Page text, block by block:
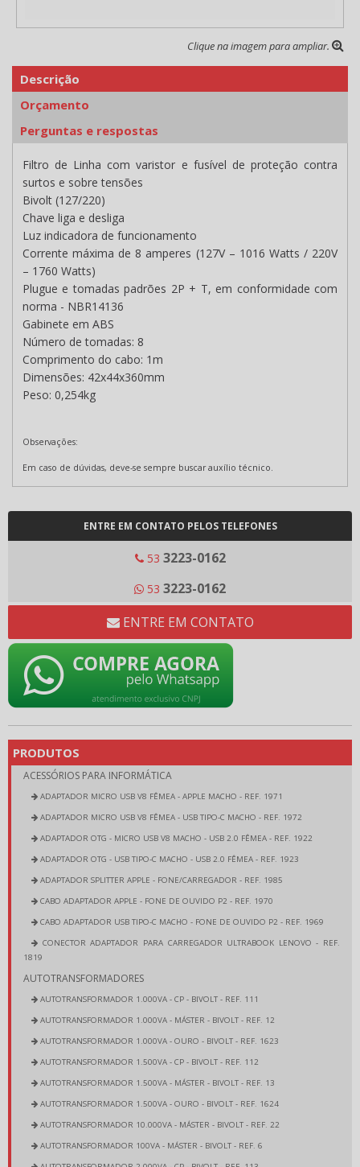
Clique na imagem para ampliar.
Descrição
Orçamento
Perguntas e respostas
Filtro de Linha com varistor e fusível de proteção contra
surtos e sobre tensões
Bivolt (127/220)
Chave liga e desliga
Luz indicadora de funcionamento
Corrente máxima de 8 amperes (127V – 1016 Watts / 220V
– 1760 Watts)
Plugue e tomadas padrões 2P + T, em conformidade com
norma - NBR14136
Gabinete em ABS
Número de tomadas: 8
Comprimento do cabo: 1m
Dimensões: 42x44x360mm
Peso: 0,254kg
Observações:
Em caso de dúvidas, deve-se sempre buscar auxílio técnico.
ENTRE EM CONTATO PELOS TELEFONES
53 3223-0162
53 3223-0162
ENTRE EM CONTATO
PRODUTOS
ACESSÓRIOS PARA INFORMÁTICA
ADAPTADOR MICRO USB V8 FÊMEA - APPLE MACHO - REF. 1971
ADAPTADOR MICRO USB V8 FÊMEA - USB TIPO-C MACHO - REF. 1972
ADAPTADOR OTG - MICRO USB V8 MACHO - USB 2.0 FÊMEA - REF. 1922
ADAPTADOR OTG - USB TIPO-C MACHO - USB 2.0 FÊMEA - REF. 1923
ADAPTADOR SPLITTER APPLE - FONE/CARREGADOR - REF. 1985
CABO ADAPTADOR APPLE - FONE DE OUVIDO P2 - REF. 1970
CABO ADAPTADOR USB TIPO-C MACHO - FONE DE OUVIDO P2 - REF. 1969
CONECTOR ADAPTADOR PARA CARREGADOR ULTRABOOK LENOVO - REF.
1819
AUTOTRANSFORMADORES
AUTOTRANSFORMADOR 1.000VA - CP - BIVOLT - REF. 111
AUTOTRANSFORMADOR 1.000VA - MÁSTER - BIVOLT - REF. 12
AUTOTRANSFORMADOR 1.000VA - OURO - BIVOLT - REF. 1623
AUTOTRANSFORMADOR 1.500VA - CP - BIVOLT - REF. 112
AUTOTRANSFORMADOR 1.500VA - MÁSTER - BIVOLT - REF. 13
AUTOTRANSFORMADOR 1.500VA - OURO - BIVOLT - REF. 1624
AUTOTRANSFORMADOR 10.000VA - MÁSTER - BIVOLT - REF. 22
AUTOTRANSFORMADOR 100VA - MÁSTER - BIVOLT - REF. 6